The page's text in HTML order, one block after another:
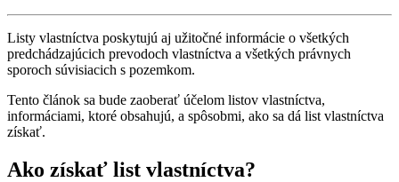
Listy vlastníctva poskytujú aj užitočné informácie o všetkých
predchádzajúcich prevodoch vlastníctva a všetkých právnych
sporoch súvisiacich s pozemkom.
Tento článok sa bude zaoberať účelom listov vlastníctva,
informáciami, ktoré obsahujú, a spôsobmi, ako sa dá list vlastníctva
získať.
Ako získať list vlastníctva?